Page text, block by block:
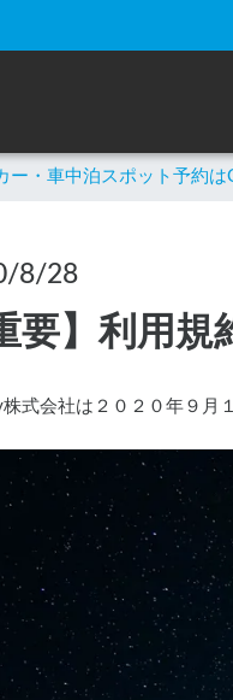
ー・車中泊スポット予約は
8/28
要】利用
株式会社は２０２０年９月